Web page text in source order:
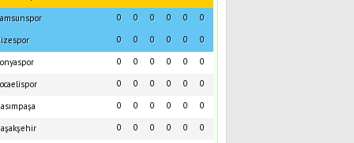
0
0
0
0
0
0
0
0
0
0
0
0
0
0
0
0
0
0
0
0
0
0
0
0
0
0
0
0
0
0
0
0
0
0
0
0